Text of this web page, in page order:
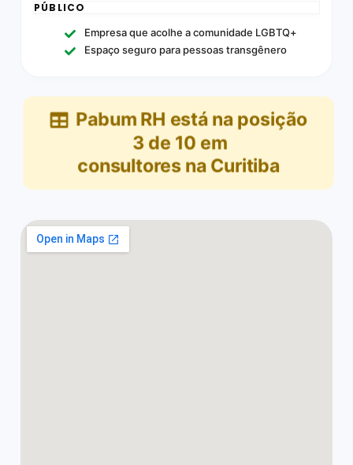
PÚBLICO
Empresa que acolhe a comunidade LGBTQ+
Espaço seguro para pessoas transgênero
Pabum RH está na posição
3 de 10 em
consultores na Curitiba